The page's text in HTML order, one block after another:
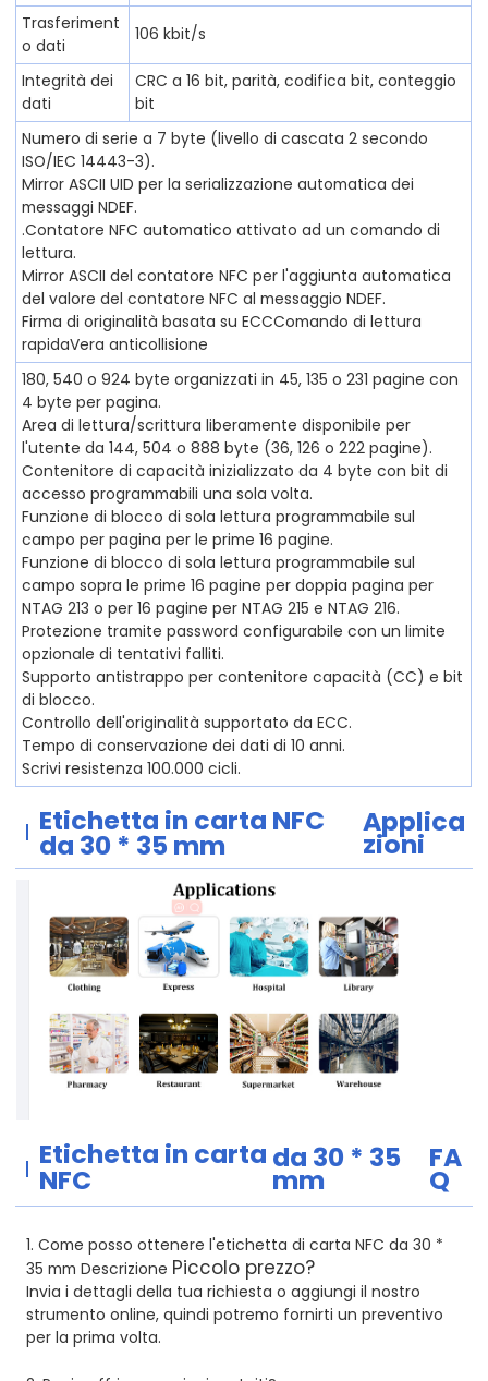
Trasferiment
o dati
106 kbit/s
Integrità dei
dati
CRC a 16 bit, parità, codifica bit, conteggio
bit
Numero di serie a 7 byte (livello di cascata 2 secondo
ISO/IEC 14443-3).
Mirror ASCII UID per la serializzazione automatica dei
messaggi NDEF.
.Contatore NFC automatico attivato ad un comando di
lettura.
Mirror ASCII del contatore NFC per l'aggiunta automatica
del valore del contatore NFC al messaggio NDEF.
Firma di originalità basata su ECCComando di lettura
rapidaVera anticollisione
180, 540 o 924 byte organizzati in 45, 135 o 231 pagine con
4 byte per pagina.
Area di lettura/scrittura liberamente disponibile per
l'utente da 144, 504 o 888 byte (36, 126 o 222 pagine).
Contenitore di capacità inizializzato da 4 byte con bit di
accesso programmabili una sola volta.
Funzione di blocco di sola lettura programmabile sul
campo per pagina per le prime 16 pagine.
Funzione di blocco di sola lettura programmabile sul
campo sopra le prime 16 pagine per doppia pagina per
NTAG 213 o per 16 pagine per NTAG 215 e NTAG 216.
Protezione tramite password configurabile con un limite
opzionale di tentativi falliti.
Supporto antistrappo per contenitore capacità (CC) e bit
di blocco.
Controllo dell'originalità supportato da ECC.
Tempo di conservazione dei dati di 10 anni.
Scrivi resistenza 100.000 cicli.
Etichetta in carta NFC
da 30 * 35 mm
Applica
zioni
Etichetta in carta
NFC
da 30 * 35
mm
FA
Q
1. Come posso ottenere l'etichetta di carta NFC da 30 *
35 mm Descrizione Piccolo prezzo?
Invia i dettagli della tua richiesta o aggiungi il nostro
strumento online, quindi potremo fornirti un preventivo
per la prima volta.